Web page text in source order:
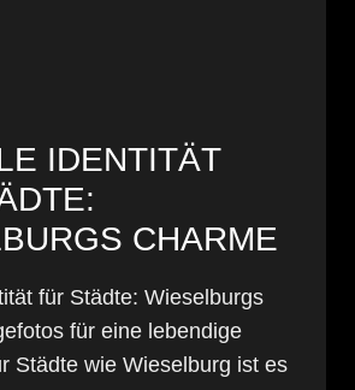
IDENTITÄT
CHARME
für Städte: Wieselburgs
für eine lebendige
Städte wie Wieselburg ist es